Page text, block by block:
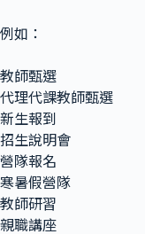
例如：
教師甄選
代理代課教師甄選
新生報到
招生說明會
營隊報名
寒暑假營隊
教師研習
親職講座